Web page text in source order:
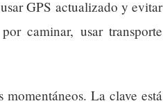
GPS actualizado y evitar
caminar, usar transporte
momentáneos. La clave está